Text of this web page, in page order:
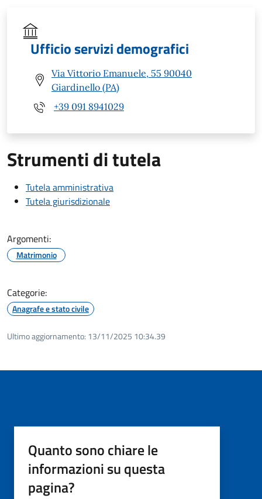
Ufficio servizi demografici
Via Vittorio Emanuele, 55 90040
Giardinello (PA)
+39 091 8941029
Strumenti di tutela
Tutela amministrativa
Tutela giurisdizionale
Argomenti:
Matrimonio
Categorie:
Anagrafe e stato civile
Ultimo aggiornamento: 13/11/2025 10:34.39
Quanto sono chiare le
informazioni su questa
pagina?